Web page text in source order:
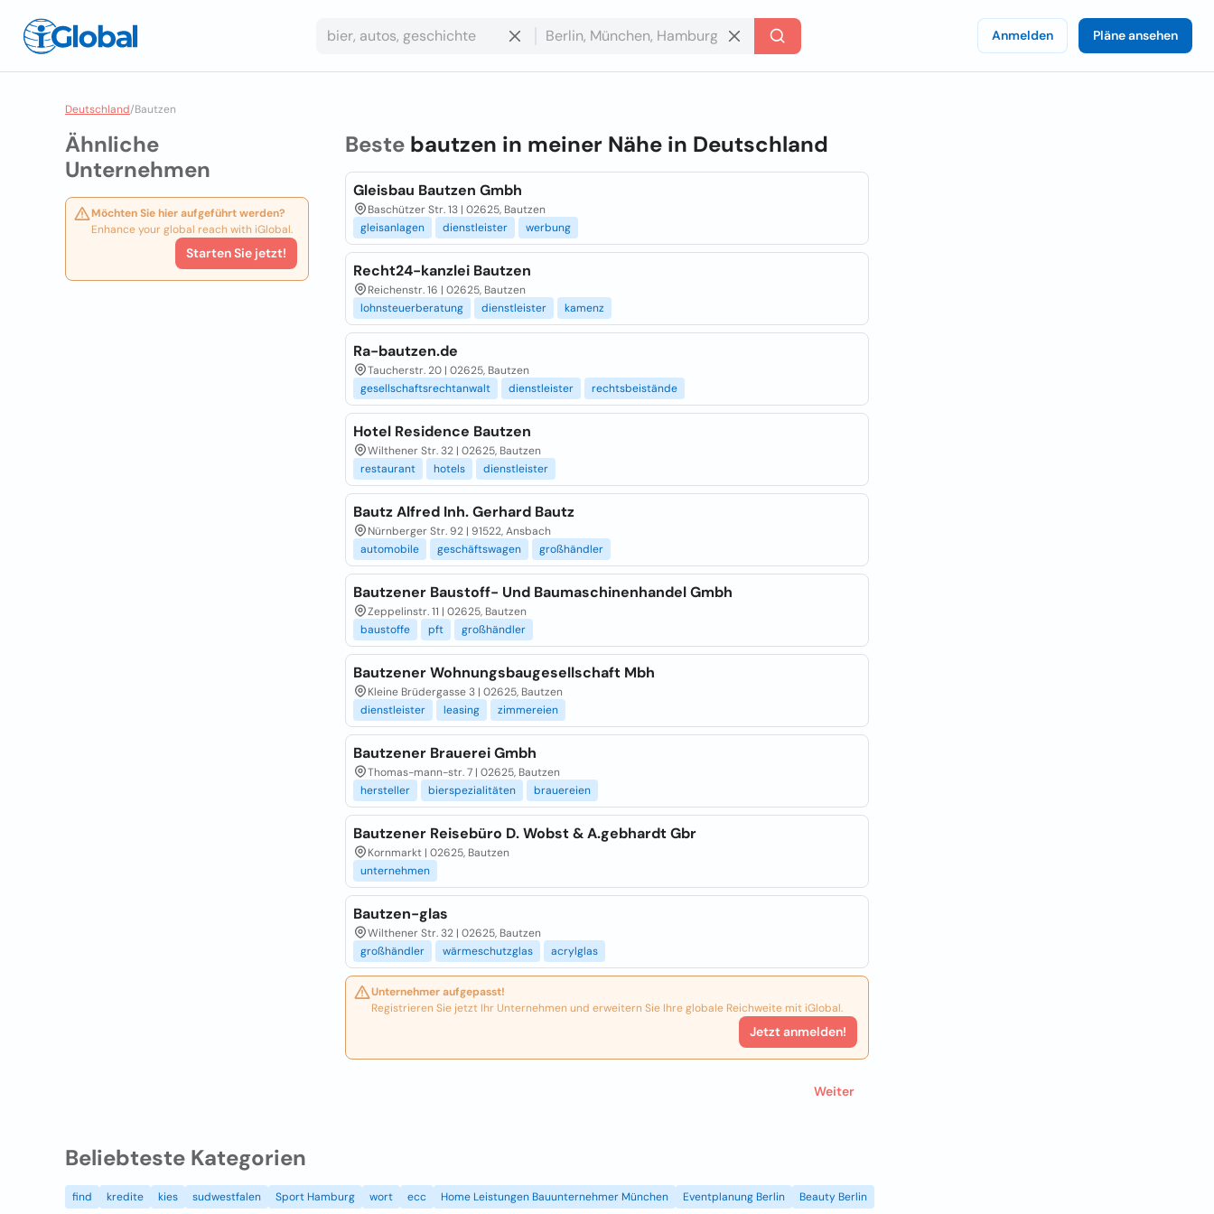
Anmelden Pläne ansehen
Deutschland/Bautzen
Ähnliche
Unternehmen
Möchten Sie hier aufgeführt werden?
Enhance your global reach with iGlobal.
Starten Sie jetzt!
Beste bautzen in meiner Nähe in Deutschland
Gleisbau Bautzen Gmbh
Baschützer Str. 13 | 02625, Bautzen
gleisanlagen
dienstleister werbung
Recht24-kanzlei Bautzen
Reichenstr. 16 | 02625, Bautzen
lohnsteuerberatung
dienstleister kamenz
Ra-bautzen.de
Taucherstr. 20 | 02625, Bautzen
gesellschaftsrechtanwalt
dienstleister rechtsbeistände
Hotel Residence Bautzen
Wilthener Str. 32 | 02625, Bautzen
restaurant
hotels dienstleister
Bautz Alfred Inh. Gerhard Bautz
Nürnberger Str. 92 | 91522, Ansbach
automobile
geschäftswagen großhändler
Bautzener Baustoff- Und Baumaschinenhandel Gmbh
Zeppelinstr. 11 | 02625, Bautzen
baustoffe
pft großhändler
Bautzener Wohnungsbaugesellschaft Mbh
Kleine Brüdergasse 3 | 02625, Bautzen
dienstleister
leasing zimmereien
Bautzener Brauerei Gmbh
Thomas-mann-str. 7 | 02625, Bautzen
hersteller
bierspezialitäten brauereien
Bautzener Reisebüro D. Wobst & A.gebhardt Gbr
Kornmarkt | 02625, Bautzen
unternehmen
Bautzen-glas
Wilthener Str. 32 | 02625, Bautzen
großhändler
wärmeschutzglas acrylglas
Unternehmer aufgepasst!
Registrieren Sie jetzt Ihr Unternehmen und erweitern Sie Ihre globale Reichweite mit iGlobal.
Jetzt anmelden!
Weiter
Beliebteste Kategorien
find kredite kies sudwestfalen Sport Hamburg wort ecc Home Leistungen Bauunternehmer München Eventplanung Berlin Beauty Berlin